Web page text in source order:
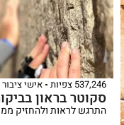
537,246 צפיות אישי ציבור
סקוטר בראון
התרגש לראות ולהחזיק